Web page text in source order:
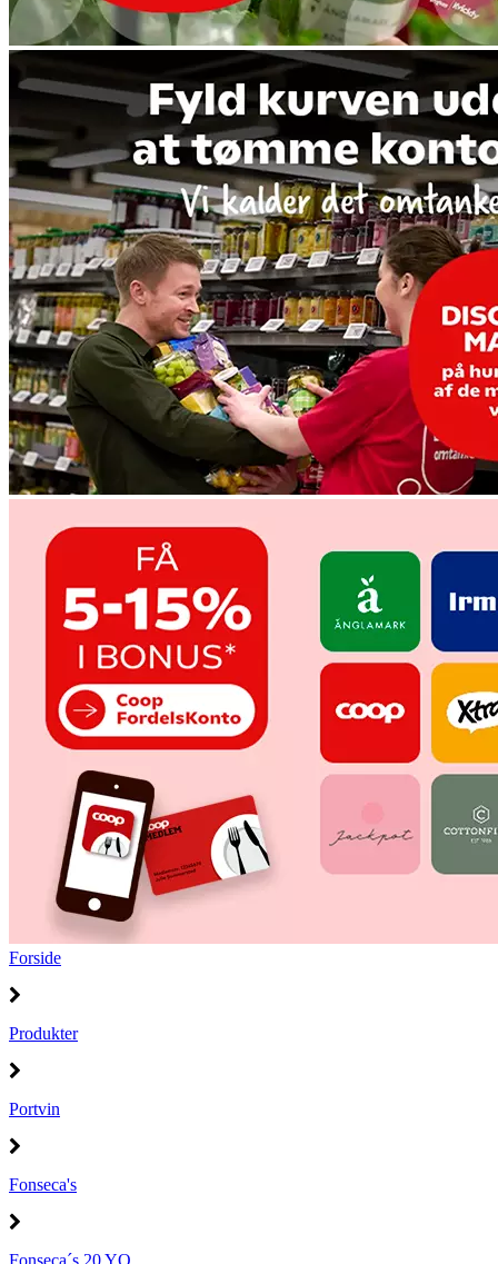
Forside
Produkter
Portvin
Fonseca's
Fonseca´s 20 YO